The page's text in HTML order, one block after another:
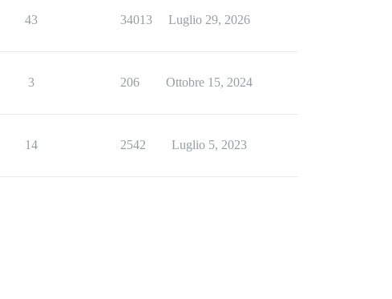
43 34013 Luglio 29, 2026
3 206 Ottobre 15, 2024
14 2542 Luglio 5, 2023